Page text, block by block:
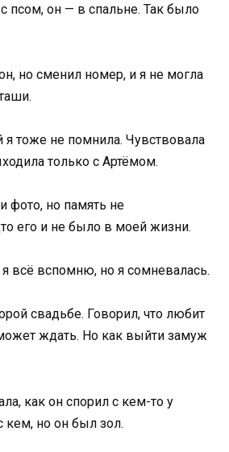
псом, он — в спальне. Так было
но сменил номер, и я не могла
я тоже не помнила. Чувствовала
только с Артёмом.
фото, но память не
его и не было в моей жизни.
я всё вспомню, но я сомневалась.
свадьбе. Говорил, что любит
ждать. Но как выйти замуж
как он спорил с кем-то у
кем, но он был зол.